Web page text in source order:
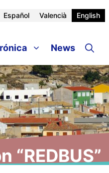
Español Valencià English
News
“REDBUS”